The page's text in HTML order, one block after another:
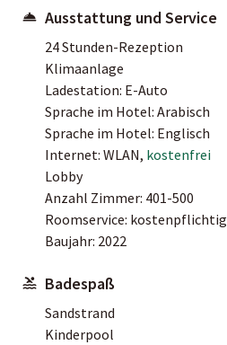
Ausstattung und Service
24 Stunden-Rezeption
Klimaanlage
Ladestation: E-Auto
Sprache im Hotel: Arabisch
Sprache im Hotel: Englisch
Internet: WLAN, kostenfrei
Lobby
Anzahl Zimmer: 401-500
Roomservice: kostenpflichtig
Baujahr: 2022
Badespaß
Sandstrand
Kinderpool